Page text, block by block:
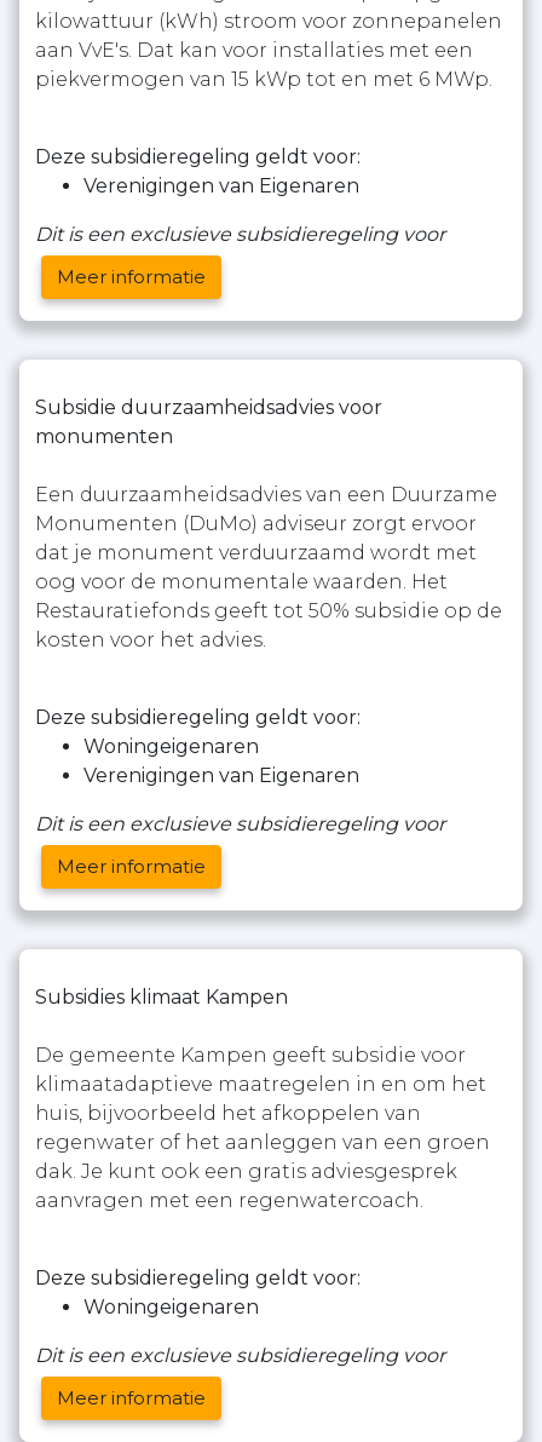
kilowattuur (kWh) stroom voor zonnepanelen
aan VvE's. Dat kan voor installaties met een
piekvermogen van 15 kWp tot en met 6 MWp.
Deze subsidieregeling geldt voor:
Verenigingen van Eigenaren
Dit is een exclusieve subsidieregeling voor
Meer informatie
Subsidie duurzaamheidsadvies voor
monumenten
Een duurzaamheidsadvies van een Duurzame
Monumenten (DuMo) adviseur zorgt ervoor
dat je monument verduurzaamd wordt met
oog voor de monumentale waarden. Het
Restauratiefonds geeft tot 50% subsidie op de
kosten voor het advies.
Deze subsidieregeling geldt voor:
Woningeigenaren
Verenigingen van Eigenaren
Dit is een exclusieve subsidieregeling voor
Meer informatie
Subsidies klimaat Kampen
De gemeente Kampen geeft subsidie voor
klimaatadaptieve maatregelen in en om het
huis, bijvoorbeeld het afkoppelen van
regenwater of het aanleggen van een groen
dak. Je kunt ook een gratis adviesgesprek
aanvragen met een regenwatercoach.
Deze subsidieregeling geldt voor:
Woningeigenaren
Dit is een exclusieve subsidieregeling voor
Meer informatie